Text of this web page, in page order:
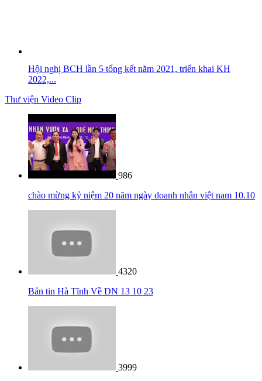
Hội nghị BCH lần 5 tổng kết năm 2021, triển khai KH
2022,...
Thư viện Video Clip
986
chào mừng kỷ niệm 20 năm ngày doanh nhân việt nam 10.10
4320
Bản tin Hà Tĩnh Về DN 13 10 23
3999